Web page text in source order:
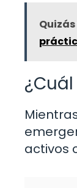
activos